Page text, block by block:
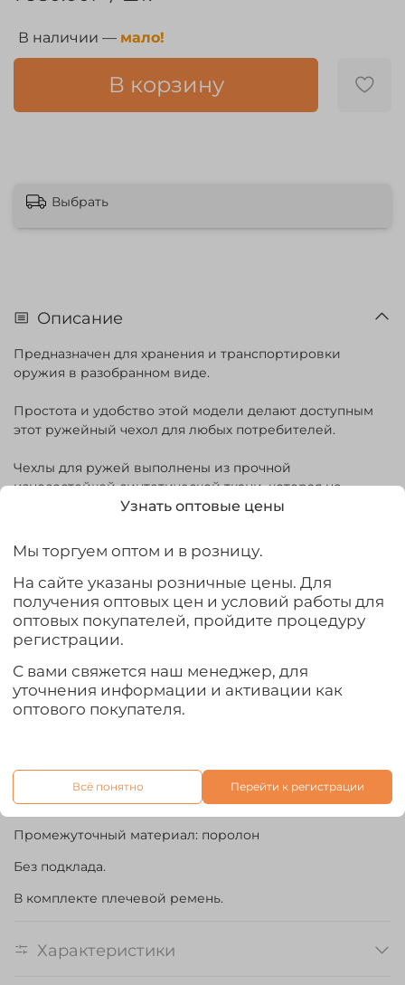
В наличии — мало!
В корзину
Выбрать
Описание
Предназначен для хранения и транспортировки
оружия в разобранном виде.
Простота и удобство этой модели делают доступным
этот ружейный чехол для любых потребителей.
Чехлы для ружей выполнены из прочной
износостойкой синтетической ткани, которая не
промокает, не истирается и легко очищается от
фурнитура, которая практически не звенит и не дает
бликов
Изделия, выполненные из этой ткани, будут служить
долгие годы, сохраняя свой первозданный вид.
- простая и удобная конструкция;
- выполнен из прочной износостойкой ткани;
- 2 дополнительных кармана на лицевой части чехла.
Материал верха: ткань Oxford 600х600D ПВХ
Промежуточный материал: поролон
Без подклада.
В комплекте плечевой ремень.
Характеристики
Узнать оптовые цены
Мы торгуем оптом и в розницу.
На сайте указаны розничные цены. Для
получения оптовых цен и условий работы для
оптовых покупателей, пройдите процедуру
регистрации.
С вами свяжется наш менеджер, для
уточнения информации и активации как
оптового покупателя.
Всё понятно Перейти к регистрации